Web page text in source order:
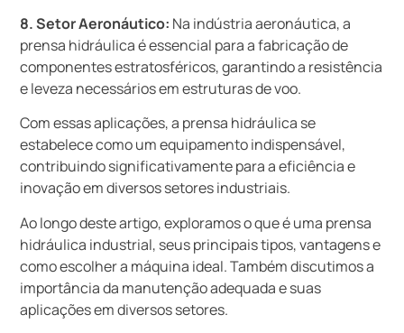
8. Setor Aeronáutico: Na indústria aeronáutica, a
prensa hidráulica é essencial para a fabricação de
componentes estratosféricos, garantindo a resistência
e leveza necessários em estruturas de voo.
Com essas aplicações, a prensa hidráulica se
estabelece como um equipamento indispensável,
contribuindo significativamente para a eficiência e
inovação em diversos setores industriais.
Ao longo deste artigo, exploramos o que é uma prensa
hidráulica industrial, seus principais tipos, vantagens e
como escolher a máquina ideal. Também discutimos a
importância da manutenção adequada e suas
aplicações em diversos setores.